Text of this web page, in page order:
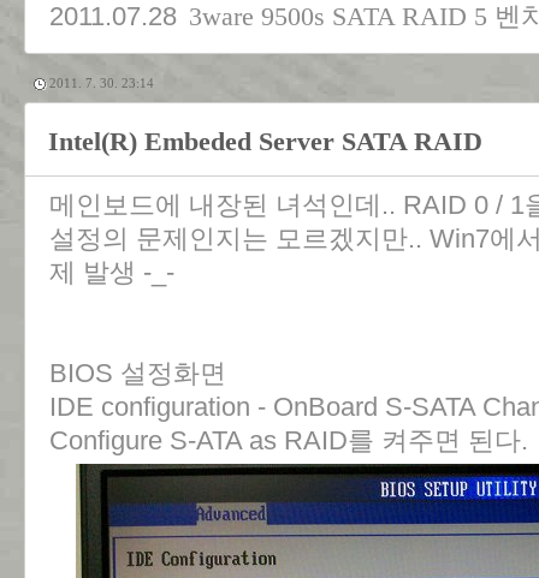
2011.07.28 3ware 9500s SATA RAID 5 벤
2011. 7. 30. 23:14
Intel(R) Embeded Server SATA RAID
메인보드에 내장된 녀석인데.. RAID 0 / 1
설정의 문제인지는 모르겠지만.. Win7에
제 발생 -_-
BIOS 설정화면
IDE configuration - OnBoard S-SATA
Configure S-ATA as RAID를 켜주면 된다.